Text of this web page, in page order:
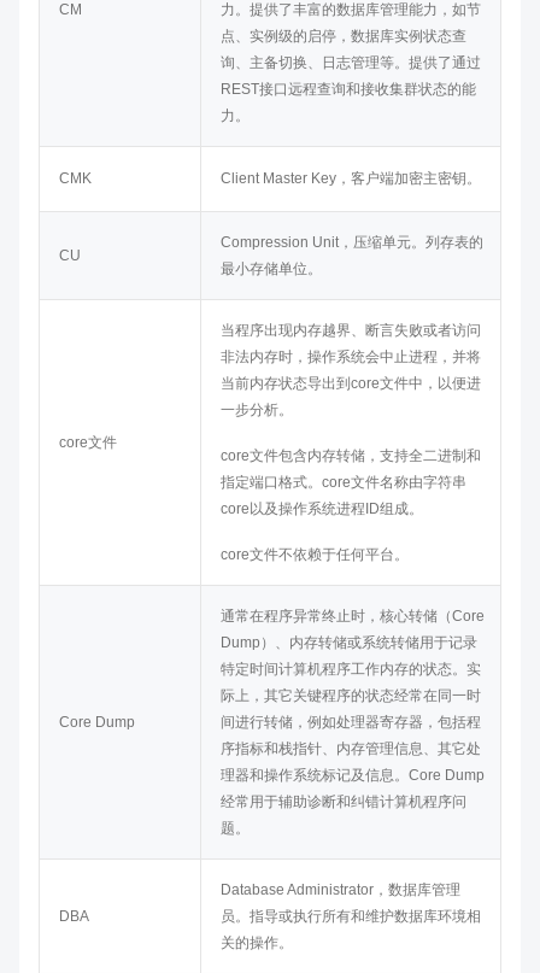
CM
力。提供了丰富的数据库管理能力，如节
点、实例级的启停，数据库实例状态查
询、主备切换、日志管理等。提供了通过
REST接口远程查询和接收集群状态的能
力。
CMK Client Master Key，客户端加密主密钥。
CU
Compression Unit，压缩单元。列存表的
最小存储单位。
core文件
当程序出现内存越界、断言失败或者访问
非法内存时，操作系统会中止进程，并将
当前内存状态导出到core文件中，以便进
一步分析。
core文件包含内存转储，支持全二进制和
指定端口格式。core文件名称由字符串
core以及操作系统进程ID组成。
core文件不依赖于任何平台。
Core Dump
通常在程序异常终止时，核心转储（Core
Dump）、内存转储或系统转储用于记录
特定时间计算机程序工作内存的状态。实
际上，其它关键程序的状态经常在同一时
间进行转储，例如处理器寄存器，包括程
序指标和栈指针、内存管理信息、其它处
理器和操作系统标记及信息。Core Dump
经常用于辅助诊断和纠错计算机程序问
题。
DBA
Database Administrator，数据库管理
员。指导或执行所有和维护数据库环境相
关的操作。